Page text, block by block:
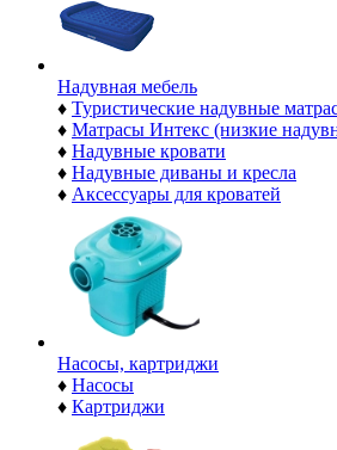
Надувная мебель
♦ Туристические надувные
♦ Матрасы Интекс (низкие
♦ Надувные кровати
♦ Надувные диваны и кресла
♦ Аксессуары для кроватей
Насосы, картриджи
♦ Насосы
♦ Картриджи